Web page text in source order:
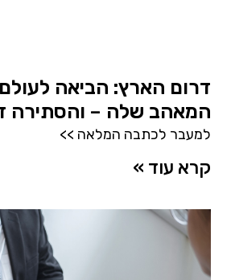
דרום הארץ: הביאה
המאהב שלה – והסתירה
למעבר לכתבה המלאה >>
קרא עוד »